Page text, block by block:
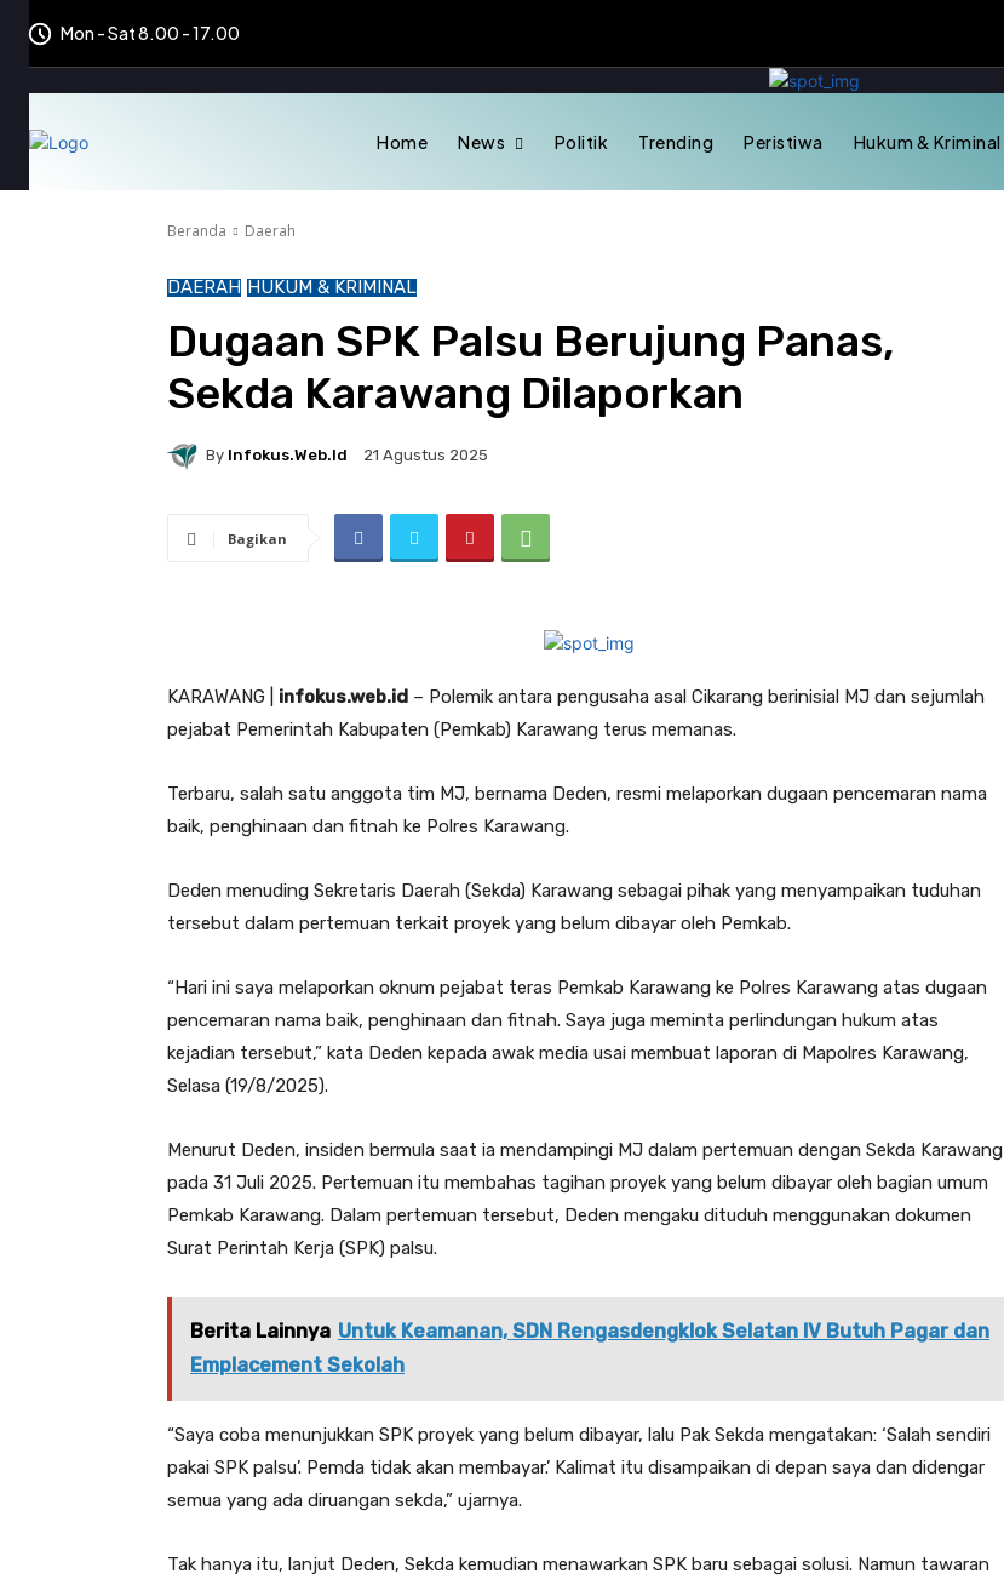
Mon - Sat 8.00 - 17.00
Home News Politik Trending Peristiwa Hukum & Kriminal
Beranda Daerah
DAERAH HUKUM & KRIMINAL
Dugaan SPK Palsu Berujung Panas,
Sekda Karawang Dilaporkan
By Infokus.web.id 21 Agustus 2025
Bagikan
KARAWANG | infokus.web.id – Polemik antara pengusaha asal Cikarang berinisial MJ dan sejumlah
pejabat Pemerintah Kabupaten (Pemkab) Karawang terus memanas.
Terbaru, salah satu anggota tim MJ, bernama Deden, resmi melaporkan dugaan pencemaran nama
baik, penghinaan dan fitnah ke Polres Karawang.
Deden menuding Sekretaris Daerah (Sekda) Karawang sebagai pihak yang menyampaikan tuduhan
tersebut dalam pertemuan terkait proyek yang belum dibayar oleh Pemkab.
“Hari ini saya melaporkan oknum pejabat teras Pemkab Karawang ke Polres Karawang atas dugaan
pencemaran nama baik, penghinaan dan fitnah. Saya juga meminta perlindungan hukum atas
kejadian tersebut,” kata Deden kepada awak media usai membuat laporan di Mapolres Karawang,
Selasa (19/8/2025).
Menurut Deden, insiden bermula saat ia mendampingi MJ dalam pertemuan dengan Sekda Karawang
pada 31 Juli 2025. Pertemuan itu membahas tagihan proyek yang belum dibayar oleh bagian umum
Pemkab Karawang. Dalam pertemuan tersebut, Deden mengaku dituduh menggunakan dokumen
Surat Perintah Kerja (SPK) palsu.
Berita Lainnya Untuk Keamanan, SDN Rengasdengklok Selatan IV Butuh Pagar dan
Emplacement Sekolah
“Saya coba menunjukkan SPK proyek yang belum dibayar, lalu Pak Sekda mengatakan: ‘Salah sendiri
pakai SPK palsu’. Pemda tidak akan membayar.’ Kalimat itu disampaikan di depan saya dan didengar
semua yang ada diruangan sekda,” ujarnya.
Tak hanya itu, lanjut Deden, Sekda kemudian menawarkan SPK baru sebagai solusi. Namun tawaran